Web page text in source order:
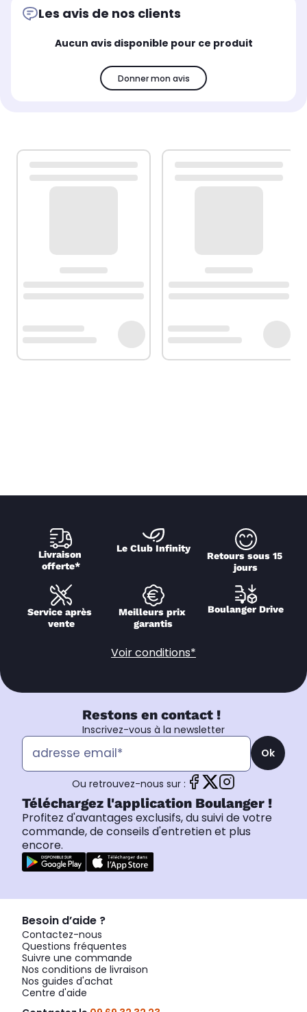
Les avis de nos clients
Aucun avis disponible pour ce produit
Donner mon avis
Livraison
offerte*
Le Club Infinity
Retours sous 15
jours
Service après
vente
Meilleurs prix
garantis
Boulanger Drive
Voir conditions*
Restons en contact !
Inscrivez-vous à la newsletter
Ok
Ou retrouvez-nous sur :
Téléchargez l'application Boulanger !
Profitez d'avantages exclusifs, du suivi de votre
commande, de conseils d'entretien et plus
encore.
Besoin d’aide ?
Contactez-nous
Questions fréquentes
Suivre une commande
Nos conditions de livraison
Nos guides d'achat
Centre d'aide